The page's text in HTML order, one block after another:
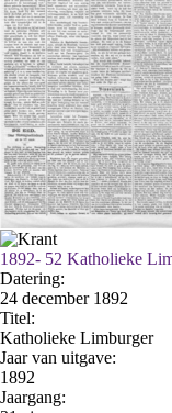
1892- 52 Katholieke
Datering:
24 december 1892
Titel:
Katholieke Limburger
Jaar van uitgave:
1892
Jaargang: